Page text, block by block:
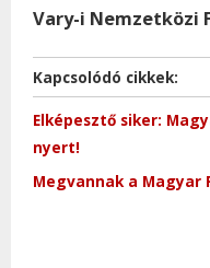
Vary-i Nemzetközi
Kapcsolódó cikkek:
Elképesztő siker:
nyert!
Megvannak a Magyar